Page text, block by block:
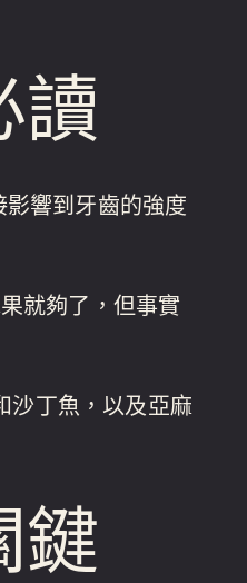
讀
響到牙齒的強度
就夠了，但事實
沙丁魚，以及亞麻
鍵